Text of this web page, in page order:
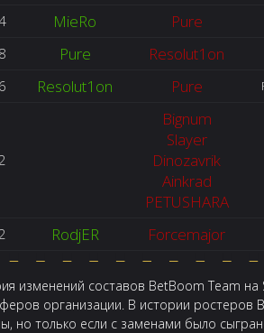
MieRo Pure
Pure Resolut1on
Resolut1on Pure
Bignum
Slayer
Dinozavrik
Ainkrad
PETUSHARA
RodjER Forcemajor
изменений составов BetBoom Team на
организации. В истории
но только если с заменами было